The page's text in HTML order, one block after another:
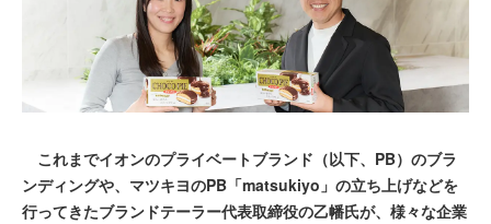
これまでイオンのプライベートブランド（以下、PB）のブラ
ンディングや、マツキヨのPB「matsukiyo」の立ち上げなどを
行ってきたブランドテーラー代表取締役の乙幡氏が、様々な企業